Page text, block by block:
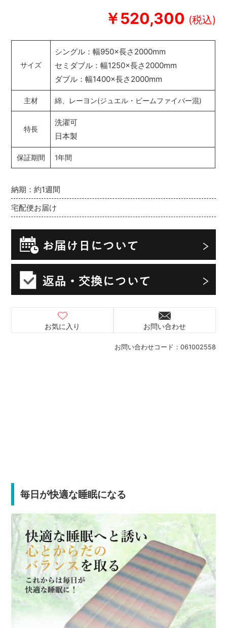
￥520,300
お問い合わせコード： 061002558
納期：約1週間
宅配便お届け
お気に入り お問い合わせ
毎日が快適な睡眠になる
サイズ
シングル：幅950×長さ2000mm
セミダブル：幅1250×長さ2000mm
ダブル：幅1400×長さ2000mm
主材 綿、レーヨン(ジュエル・ビームファイバー混)
特長
洗濯可
日本製
保証期間 1年間